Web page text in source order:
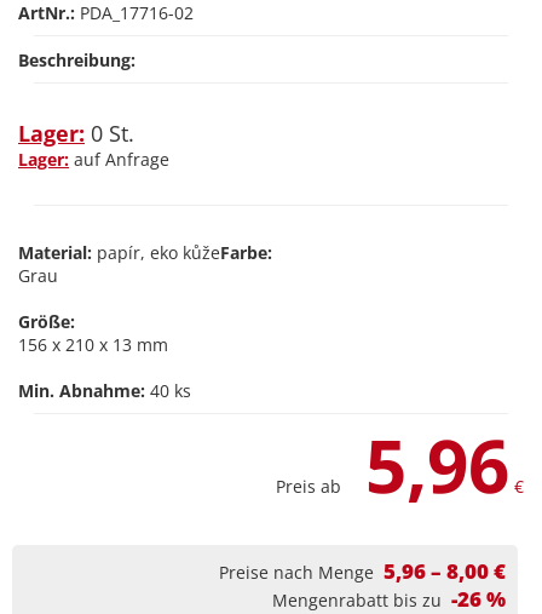
ArtNr.: PDA_17716-02
Beschreibung:
Lager: 0 St.
Lager: auf Anfrage
Material: papír, eko kůžeFarbe:
Grau
Größe:
156 x 210 x 13 mm
Min. Abnahme: 40 ks
Preis ab 5,96 €
Preise nach Menge 5,96 – 8,00 €
Mengenrabatt bis zu -26 %